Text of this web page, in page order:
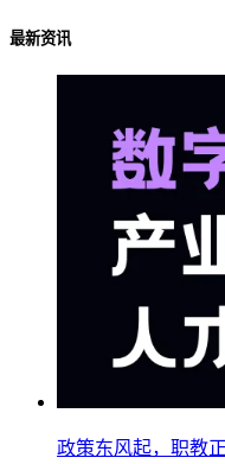
最新资讯
政策东风起，职教